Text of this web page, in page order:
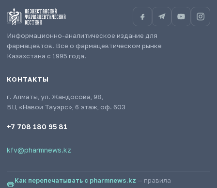
Информационно-аналитическое издание для
фармацевтов. Всё о фармацевтическом рынке
Казахстана с 1995 года.
КОНТАКТЫ
г. Алматы, ул. Жандосова, 98,
БЦ «Навои Тауэрс», 6 этаж, оф. 603
+7 708 180 95 81
kfv@pharmnews.kz
Как перепечатывать с pharmnews.kz — правила